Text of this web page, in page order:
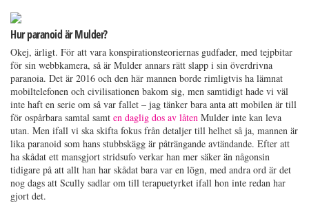
Hur paranoid är Mulder?
Okej, ärligt. För att vara konspirationsteoriernas gudfader, med tejpbitar
för sin webbkamera, så är Mulder annars rätt slapp i sin överdrivna
paranoia. Det är 2016 och den här mannen borde rimligtvis ha lämnat
mobiltelefonen och civilisationen bakom sig, men samtidigt hade vi väl
inte haft en serie om så var fallet – jag tänker bara anta att mobilen är till
för ospårbara samtal samt en daglig dos av låten Mulder inte kan leva
utan. Men ifall vi ska skifta fokus från detaljer till helhet så ja, mannen är
lika paranoid som hans stubbskägg är påträngande avtändande. Efter att
ha skådat ett mansgjort stridsufo verkar han mer säker än någonsin
tidigare på att allt han har skådat bara var en lögn, med andra ord är det
nog dags att Scully sadlar om till terapuetyrket ifall hon inte redan har
gjort det.